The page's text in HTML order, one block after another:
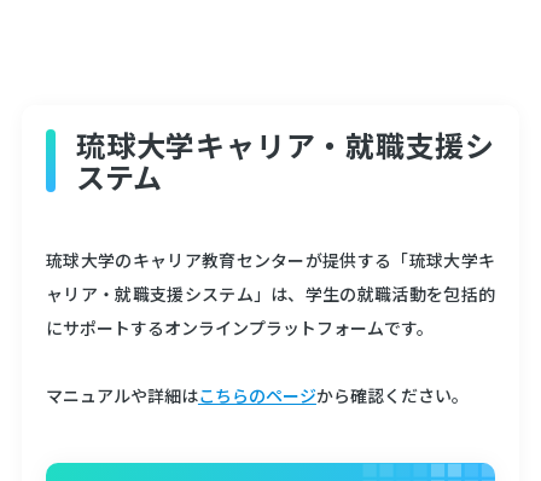
琉球大学キャリア・就職支援シ
ステム
琉球大学のキャリア教育センターが提供する「琉球大学キ
ャリア・就職支援システム」は、学生の就職活動を包括的
にサポートするオンラインプラットフォームです。
マニュアルや詳細はこちらのページから確認ください。